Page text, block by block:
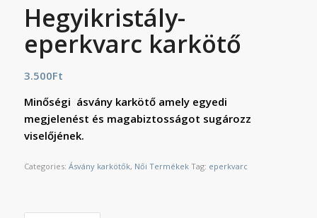
Hegyikristály-
eperkvarc karkötő
3.500Ft
Minőségi ásvány karkötő amely egyedi
megjelenést és magabiztosságot sugározz
viselőjének.
Categories: Ásvány karkötők, Női Termékek Tag: eperkvarc